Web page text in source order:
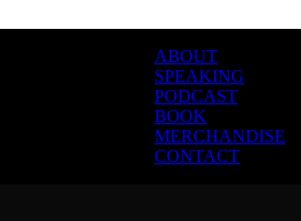
ABOUT
SPEAKING
PODCAST
BOOK
MERCHANDISE
CONTACT